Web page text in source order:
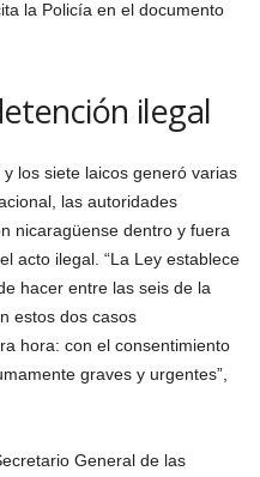
la Policía en el documento
ilegal
los siete laicos generó varias
las autoridades
nicaragüense dentro y fuera
acto ilegal. “La Ley establece
hacer entre las seis de la
estos dos casos
hora: con el consentimiento
graves y urgentes”,
General de las